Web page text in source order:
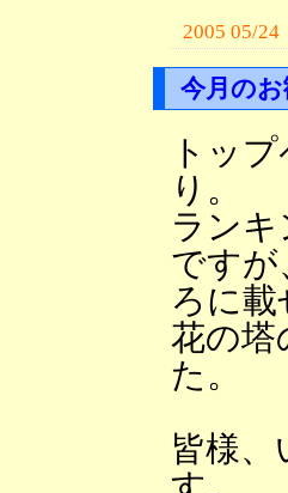
2005 05/24
今月の
トッ
り。
ラン
ですが
ろに
花の塔
た。
皆様